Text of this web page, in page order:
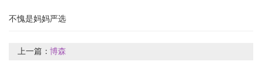
不愧是妈妈严选
上一篇：博森